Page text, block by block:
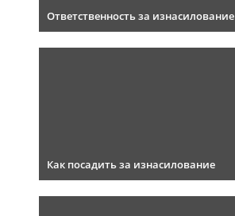
Ответственность за изнасилование
Как посадить за изнасилование